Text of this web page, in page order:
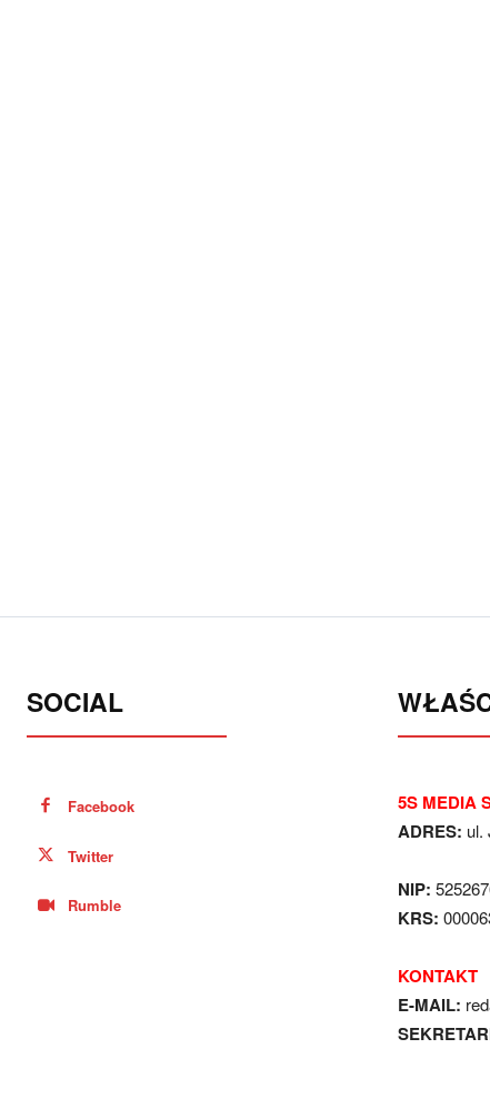
SOCIAL
Facebook
Twitter
Rumble
5S MEDIA
ADRES: ul.
NIP:
KRS:
KONTAKT
E-MAIL: